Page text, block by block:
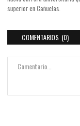
superior en Cañuelas.
COMENTARIOS (0)